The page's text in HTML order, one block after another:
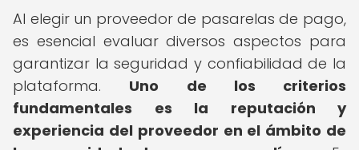
Al elegir un proveedor de pasarelas de pago,
es esencial evaluar diversos aspectos para
garantizar la seguridad y confiabilidad de la
plataforma. Uno de los criterios
fundamentales es la reputación y
experiencia del proveedor en el ámbito de